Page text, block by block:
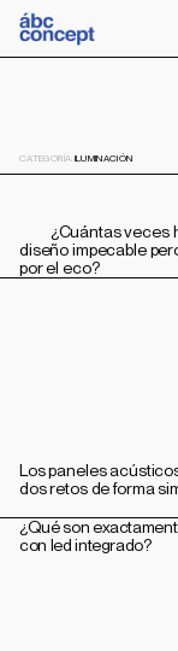
con
Faure
CATEGORÍA: ILUMINACIÓN
diseño impecable
por el eco?
Los paneles
dos retos de forma
¿Qué son
con led integrado?